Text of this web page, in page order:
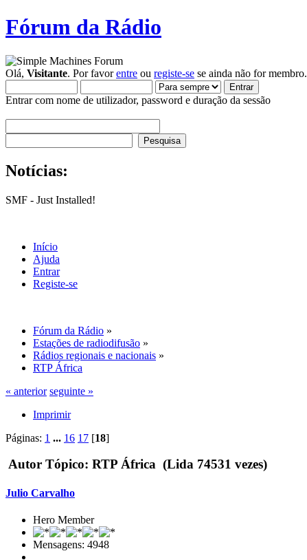
Fórum da Rádio
Olá, Visitante. Por favorentre ou registe-se se ainda não for membro.
Entrar com nome de utilizador, password e duração da sessão
Notícias:
SMF - Just Installed!
Início
Ajuda
Entrar
Registe-se
Fórum da Rádio »
Estações de radiodifusão »
Rádios regionais e nacionais »
RTP África
« anterior seguinte »
Imprimir
Páginas: 1 ... 16 17 [18]
Autor Tópico: RTP África (Lida 74531 vezes)
Julio Carvalho
Hero Member
Mensagens: 4948